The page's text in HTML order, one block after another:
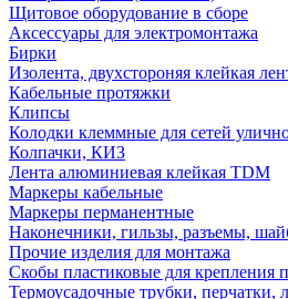
Щитовое оборудование в сборе
Аксессуары для электромонтажа
Бирки
Изолента, двухстороняя клейкая
Кабельные протяжки
Клипсы
Колодки клеммные для сетей
Колпачки, КИЗ
Лента алюминиевая клейкая TDM
Маркеры кабельные
Маркеры перманентные
Наконечники, гильзы, разъемы,
Прочие изделия для монтажа
Скобы пластиковые для крепления
Термоусадочные трубки, перчатки,